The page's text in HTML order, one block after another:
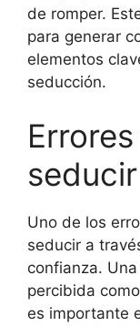
de romper.
para generar
elementos
seducción.
Uno de los
seducir a
confianza.
percibida
es importante